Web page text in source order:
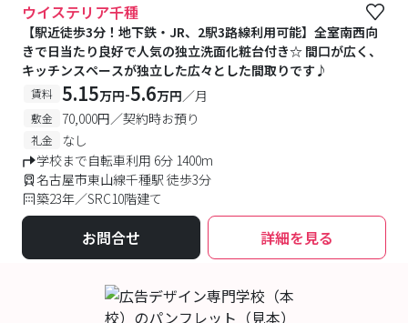
ウイステリア千種
【駅近徒歩3分！地下鉄・JR、2駅3路線利用可能】全室南西向
きで日当たり良好で人気の独立洗面化粧台付き☆ 間口が広く、
キッチンスペースが独立した広々とした間取りです♪
賃料 5.15万円-5.6万円／月
敷金 70,000円／契約時お預り
礼金
なし
学校まで自転車利用 6分 1400m
名古屋市東山線千種駅 徒歩3分
築23年／SRC10階建て
お問合せ 詳細を見る